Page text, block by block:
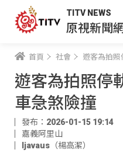
TITV NEWS
原視新聞
首頁 社會 遊客為拍照
遊客為拍照停
車急煞險撞
發布：2026-01-15 19:14
嘉義阿里山
ljavaus（楊高潔）